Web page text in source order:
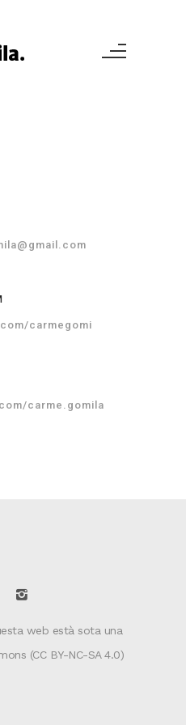
carmegomi
carme.gomila
web està sota una
(CC BY-NC-SA 4.0)